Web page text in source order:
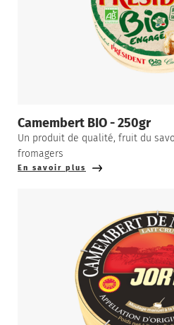
Camembert BIO - 250gr
Un produit de qualité, fruit du
fromagers
En savoir plus